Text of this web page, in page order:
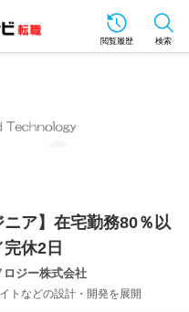
閲覧履歴 検索
ニア】在宅勤務80％以
休2日
ロジー株式会社
トなどの設計・開発を展開